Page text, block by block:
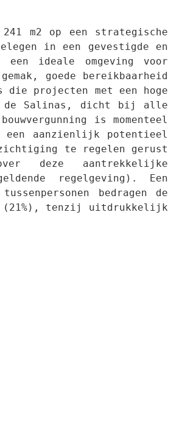
m2 op een strategische
in een gevestigde en
ideale omgeving voor
goede bereikbaarheid
projecten met een hoge
de Salinas, dicht bij alle
is momenteel
een aanzienlijk potentieel
te regelen gerust
deze aantrekkelijke
regelgeving). Een
bedragen de
(21%), tenzij uitdrukkelijk